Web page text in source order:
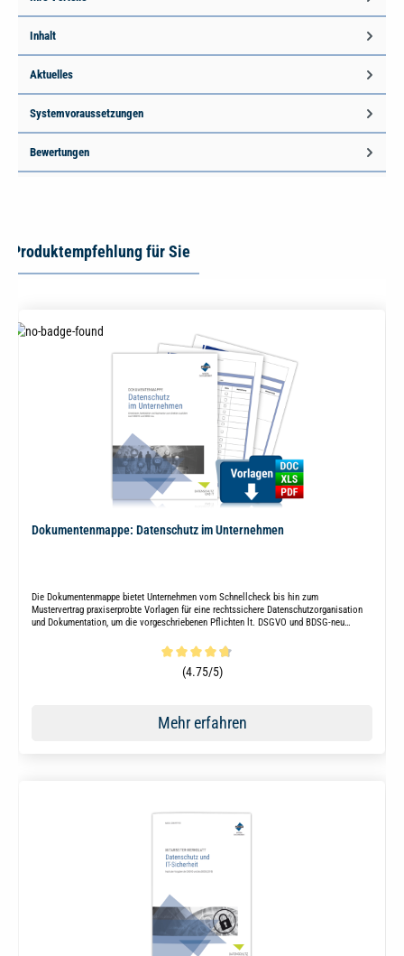
Inhalt
Aktuelles
Systemvoraussetzungen
Bewertungen
Produktempfehlung für Sie
Dokumentenmappe: Datenschutz im Unternehmen
Die Dokumentenmappe bietet Unternehmen vom Schnellcheck bis hin zum
Mustervertrag praxiserprobte Vorlagen für eine rechtssichere Datenschutzorganisation
und Dokumentation, um die vorgeschriebenen Pflichten lt. DSGVO und BDSG-neu
Durchschnittliche Bewertung von 4.7 von 5 Sternen
(4.75/5)
Mehr erfahren